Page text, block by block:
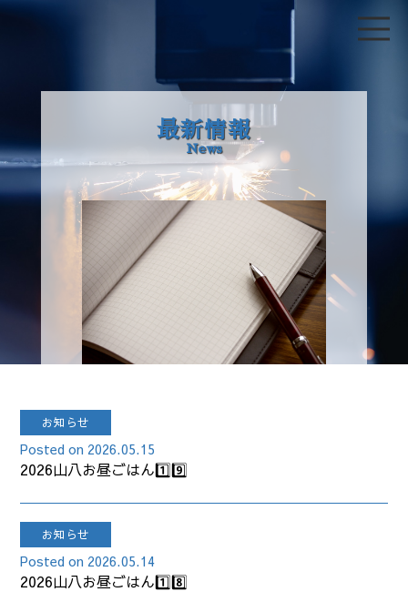
最新情報
News
お知らせ
2026.05.15
2026山八お昼ごはん1️⃣9️⃣
お知らせ
2026.05.14
2026山八お昼ごはん1️⃣8️⃣